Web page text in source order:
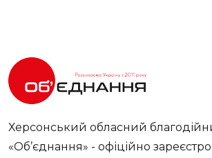
Херсонський обласний
«Об’єднання» - офіційно